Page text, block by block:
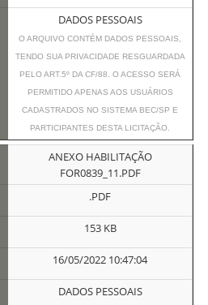
DADOS PESSOAIS
O ARQUIVO CONTÉM DADOS PESSOAIS,
TENDO SUA PRIVACIDADE RESGUARDADA
PELO ART.5º DA CF/88. O ACESSO SERÁ
PERMITIDO APENAS AOS USUÁRIOS
CADASTRADOS NO SISTEMA BEC/SP E
PARTICIPANTES DESTA LICITAÇÃO.
ANEXO HABILITAÇÃO
FOR0839_11.PDF
.PDF
153 KB
16/05/2022 10:47:04
DADOS PESSOAIS